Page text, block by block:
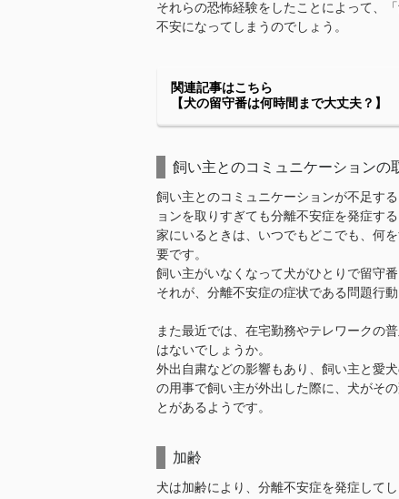
それらの恐怖経験をしたことによって、
不安になってしまうのでしょう。
関連記事はこちら
【犬の留守番は何時間まで大丈夫？】
飼い主とのコミュニケーションの
飼い主とのコミュニケーションが不足す
ョンを取りすぎても分離不安症を発症する
家にいるときは、いつでもどこでも、何
要です。
飼い主がいなくなって犬がひとりで留守
それが、分離不安症の症状である問題行動
また最近では、在宅勤務やテレワークの
はないでしょうか。
外出自粛などの影響もあり、飼い主と愛
の用事で飼い主が外出した際に、犬がそ
とがあるようです。
加齢
犬は加齢により、分離不安症を発症してし